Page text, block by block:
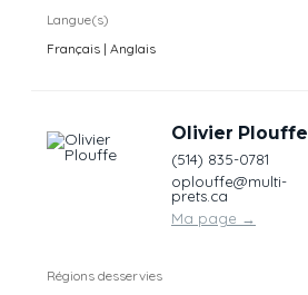
Langue(s)
Français | Anglais
Olivier Plouffe
(514) 835-0781
oplouffe@multi-
prets.ca
Ma page →
Régions desservies